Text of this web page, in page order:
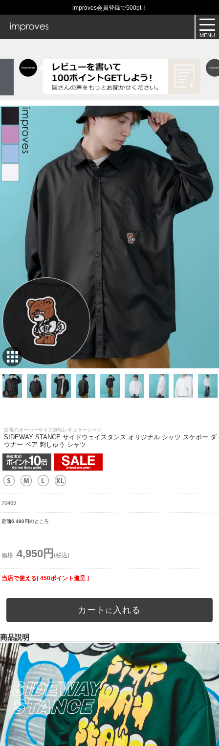
improves会員登録で500pt！
定番のオーバーサイズ無地レギュラーシャツ
SIDEWAY STANCE サイドウェイスタンス オリジナル シャツ スケボー ダ
ウナー ベア 刺しゅう シャツ
70469
定価6,490円のところ
価格 4,950円 (税込)
当店で使える[ 450ポイント進呈 ]
カート に 入れる
商品説明